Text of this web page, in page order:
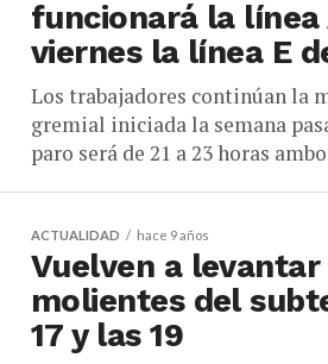
funcionará la línea
viernes la línea E
Los trabajadores continúan la
gremial iniciada la semana
paro será de 21 a 23 horas
ACTUALIDAD hace 9 años
Vuelven a levantar
molientes del
17 y las 19